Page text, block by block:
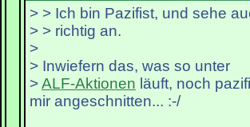
> > Ich bin Pazifist, und sehe
> > richtig an.
>
> Inwiefern das, was so unter
>ALF-Aktionen läuft, noch
mir angeschnitten... :-/